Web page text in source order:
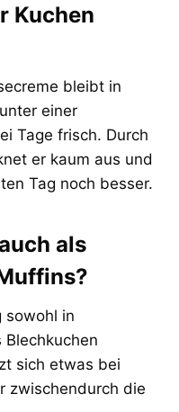
Kuchen
bleibt in
einer
Tage frisch. Durch
er kaum aus und
Tag noch besser.
als
sowohl in
sich etwas bei
zwischendurch die